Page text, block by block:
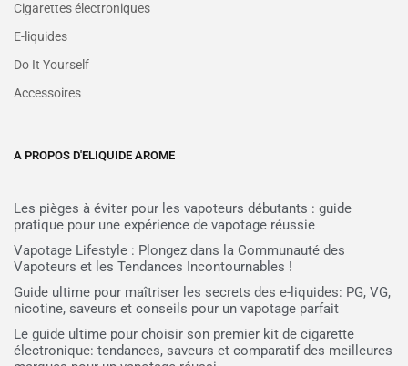
Cigarettes électroniques
E-liquides
Do It Yourself
Accessoires
A PROPOS D'ELIQUIDE AROME
Les pièges à éviter pour les vapoteurs débutants : guide
pratique pour une expérience de vapotage réussie
Vapotage Lifestyle : Plongez dans la Communauté des
Vapoteurs et les Tendances Incontournables !
Guide ultime pour maîtriser les secrets des e-liquides: PG, VG,
nicotine, saveurs et conseils pour un vapotage parfait
Le guide ultime pour choisir son premier kit de cigarette
électronique: tendances, saveurs et comparatif des meilleures